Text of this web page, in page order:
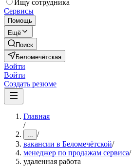
Ищу сотрудника
Сервисы
Помощь
Ещё
Поиск
Беломечётская
Войти
Войти
Создать резюме
Главная
/
... /
вакансии в Беломечётской/
менеджер по продажам сервиса/
удаленная работа